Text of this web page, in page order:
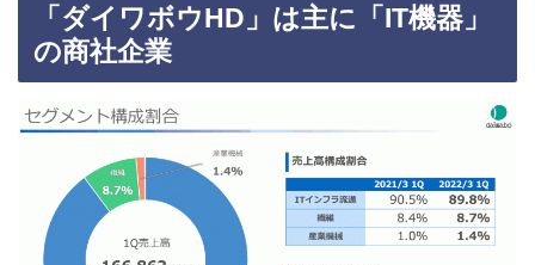
「ダイワボウHD」は主に「IT機器」
の商社企業